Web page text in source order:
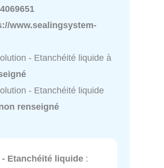
www.sealingsystem-
- Etanchéité liquide à
- Etanchéité liquide
renseigné
Etanchéité liquide :